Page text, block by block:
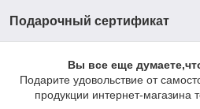
Подарочный сертификат
Вы все еще
Подарите удовольствие от
продукции интернет-магазина